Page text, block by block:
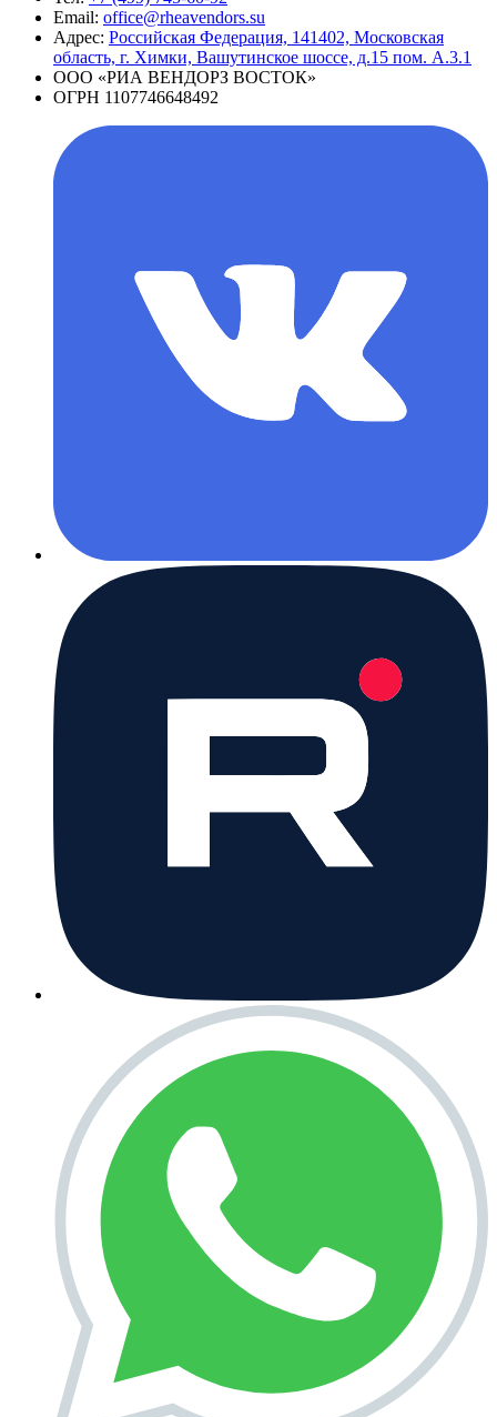
Email: office@rheavendors.su
Адрес: Российская Федерация, 141402, Московская
область, г. Химки, Вашутинское шоссе, д.15 пом. А.3.1
ООО «РИА ВЕНДОРЗ ВОСТОК»
ОГРН 1107746648492